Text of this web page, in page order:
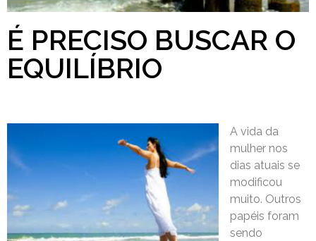
É PRECISO BUSCAR O
EQUILÍBRIO
A vida da
mulher nos
dias atuais se
modificou
muito. Outros
papéis foram
sendo